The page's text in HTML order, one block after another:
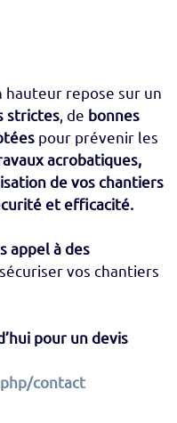
hauteur repose sur un
strictes , de bonnes
pour prévenir les
acrobatiques,
de vos chantiers
et efficacité.
appel à des
vos chantiers
pour un devis
contact